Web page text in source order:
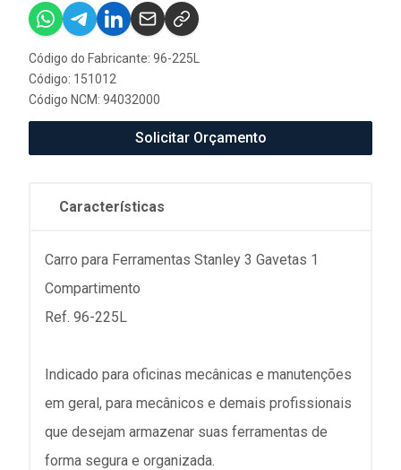
Código do Fabricante: 96-225L
Código: 151012
Código NCM: 94032000
Solicitar Orçamento
Características
Carro para Ferramentas Stanley 3 Gavetas 1
Compartimento
Ref. 96-225L
Indicado para oficinas mecânicas e manutenções
em geral, para mecânicos e demais profissionais
que desejam armazenar suas ferramentas de
forma segura e organizada.